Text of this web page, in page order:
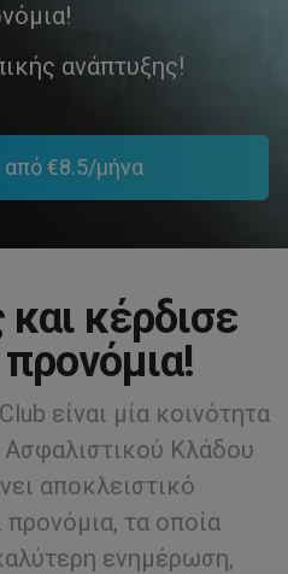
ανάπτυξης!
από €8.5/μήνα
και κέρδισε
είναι μία κοινότητα
Κλάδου
αποκλειστικό
τα οποία
ενημέρωση,